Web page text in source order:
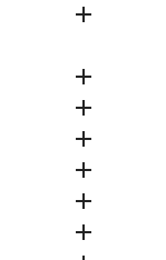






